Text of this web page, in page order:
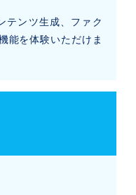
テンツ生成、ファク
能を体験いただけま